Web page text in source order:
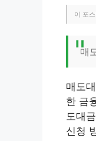
이 포
매
매도
한 금
도대
신청